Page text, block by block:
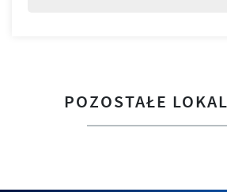
POZOSTAŁE